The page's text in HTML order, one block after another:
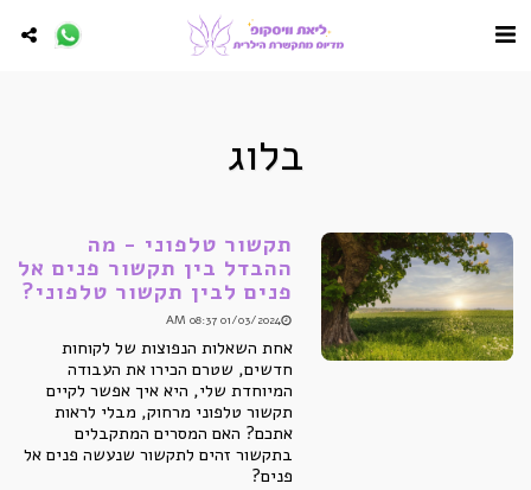
בלוג
תקשור טלפוני - מה
ההבדל בין תקשור פנים אל
פנים לבין תקשור טלפוני?
01/03/2024 08:37 AM
אחת השאלות הנפוצות של לקוחות
חדשים, שטרם הכירו את העבודה
המיוחדת שלי, היא איך אפשר לקיים
תקשור טלפוני מרחוק, מבלי לראות
אתכם? האם המסרים המתקבלים
בתקשור זהים לתקשור שנעשה פנים אל
פנים?